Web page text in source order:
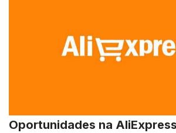
Oportunidades na